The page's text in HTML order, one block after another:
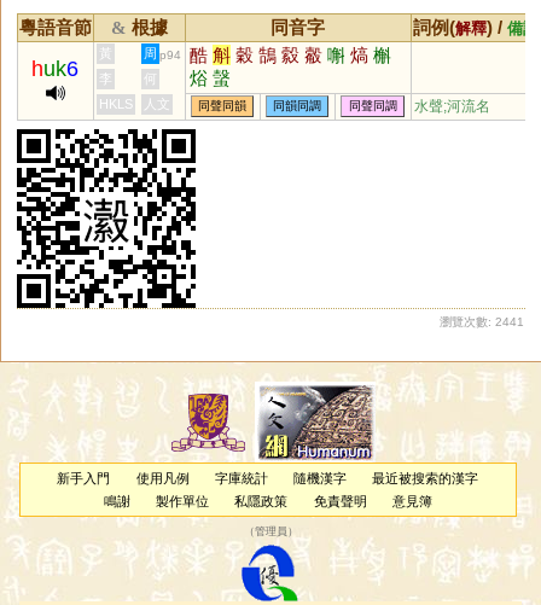
粵語音節 & 根據 同音字 詞例(解釋) / 備註
huk6
黃 周 p94 酷 斛 穀 鵠 縠 觳 嘝 熇 槲
焀 螜
李
何
HKLS
人文 同聲同韻 同韻同調 同聲同調 水聲;河流名
瀏覽次數: 2441
新手入門 使用凡例 字庫統計 隨機漢字
最近被搜索的漢字
鳴謝
製作單位 私隱政策 免責聲明 意見簿
（管理員 ）